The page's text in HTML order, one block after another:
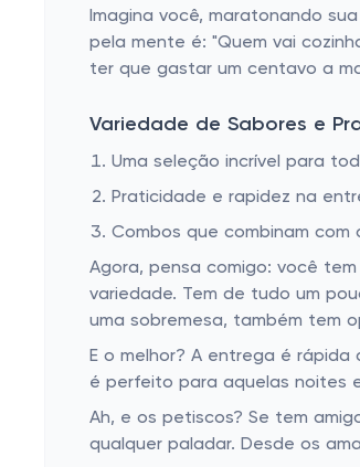
Imagina você, maratonando
pela mente é: "Quem vai
ter que gastar um centavo a
Variedade de Sabores e
Uma seleção incrível para
Praticidade e rapidez na
Combos que combinam com
Agora, pensa comigo: você
variedade. Tem de tudo um
uma sobremesa, também tem
E o melhor? A entrega é
é perfeito para aquelas noites
Ah, e os petiscos? Se tem
qualquer paladar. Desde os